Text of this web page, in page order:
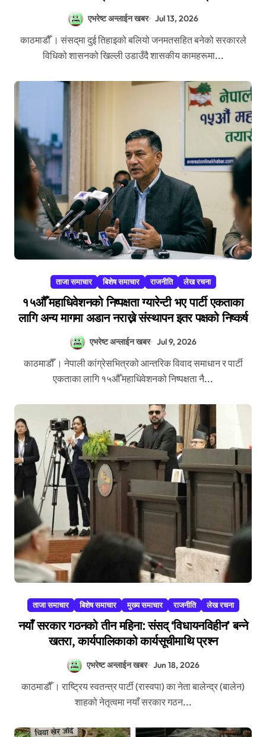
एभरेष्ट अन्लाईन खबर Jul 13, 2026
काठमाडौँ । संसद्‌मा दुई तिहाइको बलियो जनमतसहित बनेको सरकारले
विधिको शासनको खिल्ली उडाउँदै शासकीय कामहरूमा...
ताजा समाचार बिशेष समाचार राजनीति लेख रचना
१५औँ महाधिवेशनको निष्पक्षता ग्यारेन्टी भए पार्टी एकताका
लागि अन्य मागमा अडान नराख्ने संस्थापन इतर पक्षको निष्कर्ष
एभरेष्ट अन्लाईन खबर Jul 9, 2026
काठमाडौँ । नेपाली कांग्रेसभित्रको आन्तरिक विवाद समाधान र पार्टी
एकताका लागि १५औँ महाधिवेशनको निष्पक्षता नै...
ताजा समाचार बिशेष समाचार मुख्य समाचार राजनीति लेख रचना
नयाँ सरकार गठनको तीन महिना: संसद् ‘विधायनविहीन’ बन्ने
खतरा, कार्यपालिकाको कार्यसूचीमाथि प्रश्न
एभरेष्ट अन्लाईन खबर Jun 18, 2026
काठमाडौँ । राष्ट्रिय स्वतन्त्र पार्टी (रास्वपा) का नेता बालेन्द्र (बालेन)
शाहको नेतृत्वमा नयाँ सरकार गठन...